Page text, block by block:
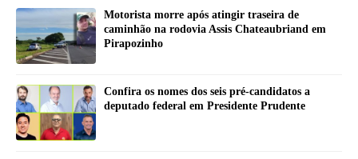
Motorista morre após atingir traseira de
caminhão na rodovia Assis Chateaubriand em
Pirapozinho
Confira os nomes dos seis pré-candidatos a
deputado federal em Presidente Prudente